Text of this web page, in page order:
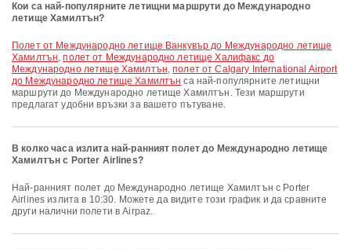
Кои са най-популярните летищни маршрути до Международно
летище Хамилтън?
полет от Международно летище Ванкувър до Международно летище
Хамилтън,полет от Международно летище Халифакс до
Международно летище Хамилтън,полет от Calgary International Airport
до Международно летище Хамилтън са най-популярните летищни
маршрути до Международно летище Хамилтън. Тези маршрути
предлагат удобни връзки за вашето пътуване.
В колко часа излита най-ранният полет до Международно летище
Хамилтън с Porter Airlines?
Най-ранният полет до Международно летище Хамилтън с Porter
Airlines излита в 10:30. Можете да видите този график и да сравните
други налични полети в Airpaz.